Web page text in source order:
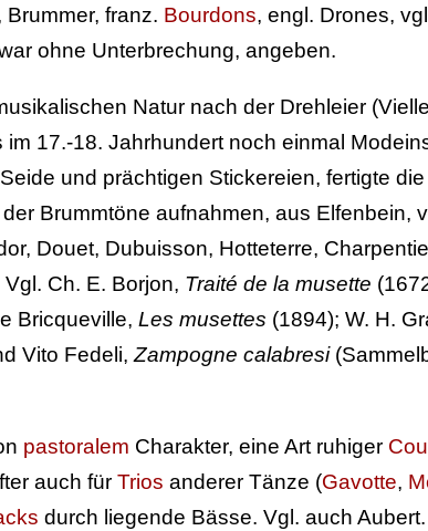
franz. Bourdons, engl. Drones,
ohne Unterbrechung, angeben.
Natur nach der Drehleier
17.-18. Jahrhundert noch einmal
und prächtigen Stickereien, fertigte
Brummtöne aufnahmen, aus Elfenbein,
Douet, Dubuisson, Hotteterre,
Vgl. Ch. E. Borjon, Traité de la musette
Bricqueville, Les musettes (1894); W. H.
Vito Fedeli, Zampogne calabresi
pastoralem Charakter, eine Art ruhiger
auch für Trios anderer Tänze (Gavotte,
durch liegende Bässe. Vgl. auch Aubert.